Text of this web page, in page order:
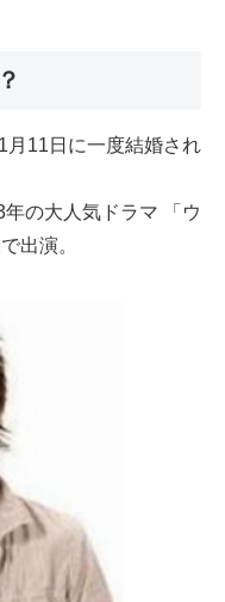
月11日に一度結婚され
の大人気ドラマ 「ウ
出演。